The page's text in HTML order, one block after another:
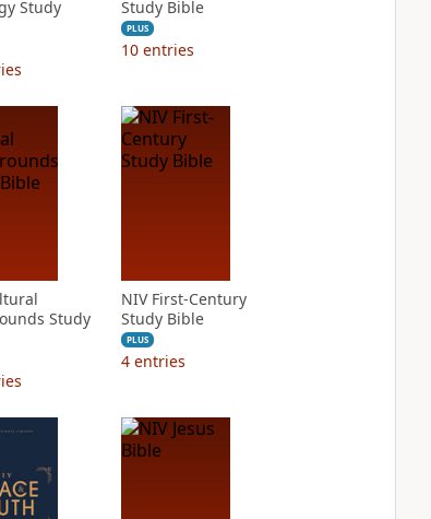
Study
Study Bible
PLUS
10 entries
Study
NIV First-Century
Study Bible
PLUS
4 entries